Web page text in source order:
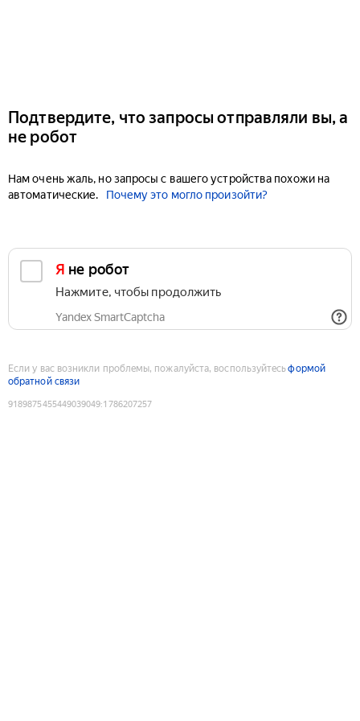
Подтвердите, что запросы отправляли вы, а
не робот
Нам очень жаль, но запросы с вашего устройства похожи на
автоматические.
Почему это могло произойти?
Я не робот
Нажмите, чтобы продолжить
Yandex SmartCaptcha
Если у вас возникли проблемы, пожалуйста, воспользуйтесьформой
обратной связи
9189875455449039049:1786207257